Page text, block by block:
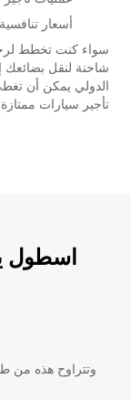
أسعار
سواء كنت تخطط
الدولي يمكن أن
تأجير سيارات
اسطول
وتتراوح هذه من